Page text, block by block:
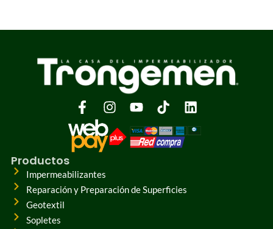
Productos
Impermeabilizantes
Reparación y Preparación de Superficies
Geotextil
Sopletes